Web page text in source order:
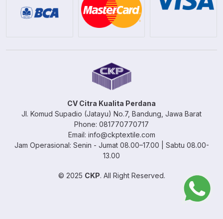
CV Citra Kualita Perdana
Jl. Komud Supadio (Jatayu) No.7, Bandung, Jawa Barat
Phone: 081770770717
Email: info@ckptextile.com
Jam Operasional: Senin - Jumat 08.00–17.00 | Sabtu 08.00-
13.00
© 2025 CKP. All Right Reserved.